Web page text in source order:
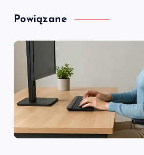
a
c
w
p
Powiązane